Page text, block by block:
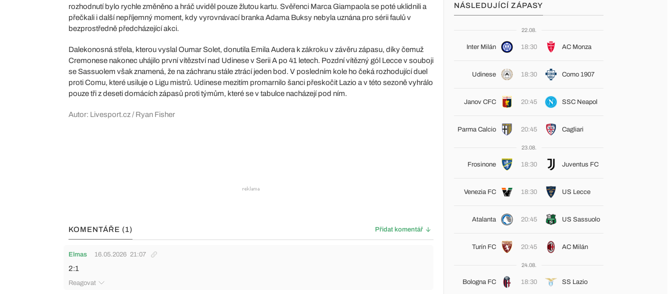
rozhodnutí bylo rychle změněno a hráč uviděl pouze žlutou kartu. Svěřenci Marca Giampaola se poté uklidnili a
přečkali i další nepříjemný moment, kdy vyrovnávací branka Adama Buksy nebyla uznána pro sérii faulů v
bezprostředně předcházející akci.
Dalekonosná střela, kterou vyslal Oumar Solet, donutila Emila Audera k zákroku v závěru zápasu, díky čemuž
Cremonese nakonec uhájilo první vítězství nad Udinese v Serii A po 41 letech. Pozdní vítězný gól Lecce v souboji
se Sassuolem však znamená, že na záchranu stále ztrácí jeden bod. V posledním kole ho čeká rozhodující duel
proti Comu, které usiluje o Ligu mistrů. Udinese mezitím promarnilo šanci přeskočit Lazio a v této sezoně vyhrálo
pouze tři z deseti domácích zápasů proti týmům, které se v tabulce nacházejí pod ním.
Autor: Livesport.cz / Ryan Fisher
KOMENTÁŘE (1) Přidat komentář
Elmas 16.05.2026 21:07
2:1
Reagovat
NÁSLEDUJÍCÍ ZÁPASY
22.08.
Inter Milán 18:30 AC Monza
Udinese 18:30 Como 1907
Janov CFC 20:45 SSC Neapol
Parma Calcio 20:45 Cagliari
23.08.
Frosinone 18:30 Juventus FC
Venezia FC 18:30 US Lecce
Atalanta 20:45 US Sassuolo
Turín FC 20:45 AC Milán
24.08.
Bologna FC 18:30 SS Lazio